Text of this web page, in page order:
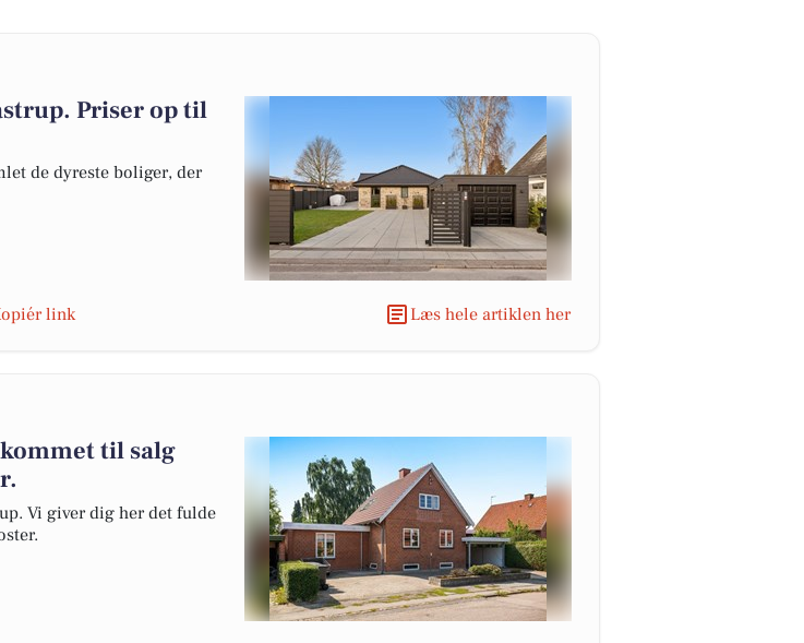
Priser op til
de dyreste boliger, der
link Læs hele artiklen her
til salg
Vi giver dig her det fulde